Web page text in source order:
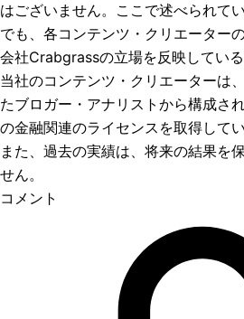
はございません。ここで述べられて
でも、各コンテンツ・クリエーター
会社Crabgrassの立場を反映している
当社のコンテンツ・クリエーターは
たブロガー・アナリストから構成さ
の金融関連のライセンスを取得して
また、過去の実績は、将来の結果を
せん。
コメント